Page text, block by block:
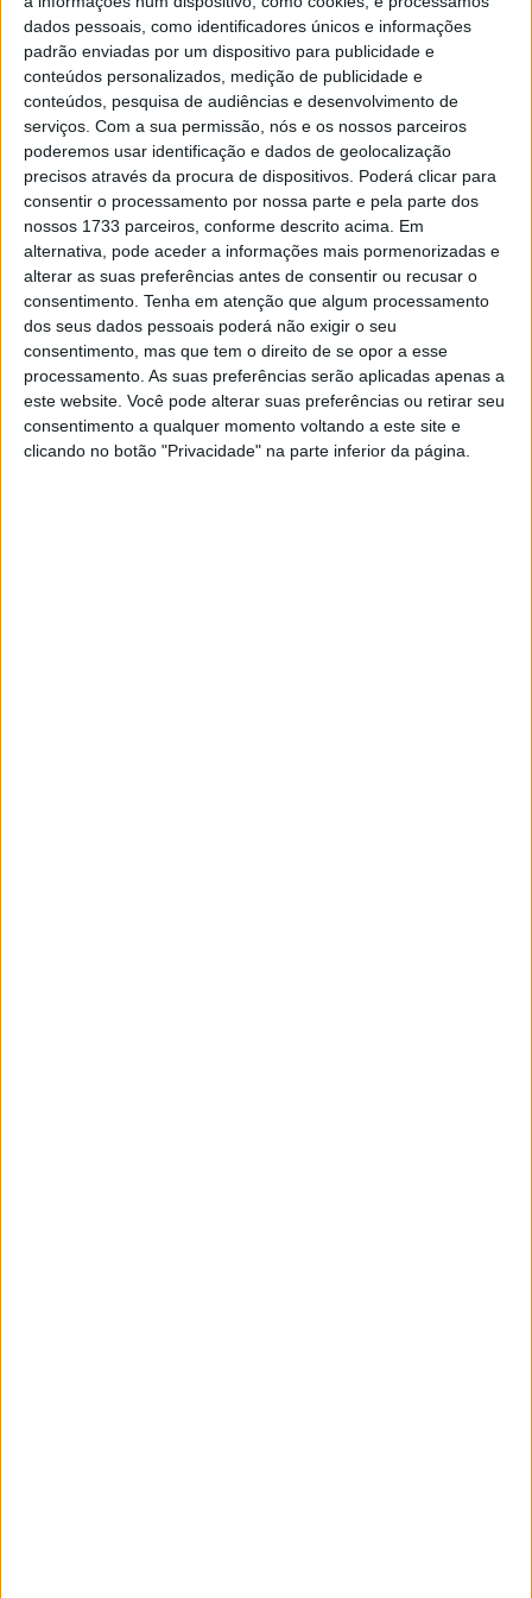
dados pessoais, como identificadores únicos e informações
padrão enviadas por um dispositivo para publicidade e
conteúdos personalizados, medição de publicidade e
conteúdos, pesquisa de audiências e desenvolvimento de
serviços. Com a sua permissão, nós e os nossos parceiros
poderemos usar identificação e dados de geolocalização
precisos através da procura de dispositivos. Poderá clicar para
consentir o processamento por nossa parte e pela parte dos
nossos 1733 parceiros, conforme descrito acima. Em
alternativa, pode aceder a informações mais pormenorizadas e
alterar as suas preferências antes de consentir ou recusar o
consentimento. Tenha em atenção que algum processamento
dos seus dados pessoais poderá não exigir o seu
consentimento, mas que tem o direito de se opor a esse
processamento. As suas preferências serão aplicadas apenas a
este website. Você pode alterar suas preferências ou retirar seu
consentimento a qualquer momento voltando a este site e
clicando no botão "Privacidade" na parte inferior da página.
gravidade do acidente, determinar se realmente vale a
pena enviar um pedido de socorro e até gerir a
intervenção.
A ideia já foi patenteada, o funcionamento ainda está em
estudo e o aparelho ainda não foi comercializado mas é